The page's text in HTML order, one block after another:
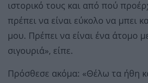
ιστορικό τους και από πού
πρέπει να είναι εύκολο να μπει
μου. Πρέπει να είναι ένα άτομο
σιγουριά», είπε.
Πρόσθεσε ακόμα: «Θέλω τα ήθη